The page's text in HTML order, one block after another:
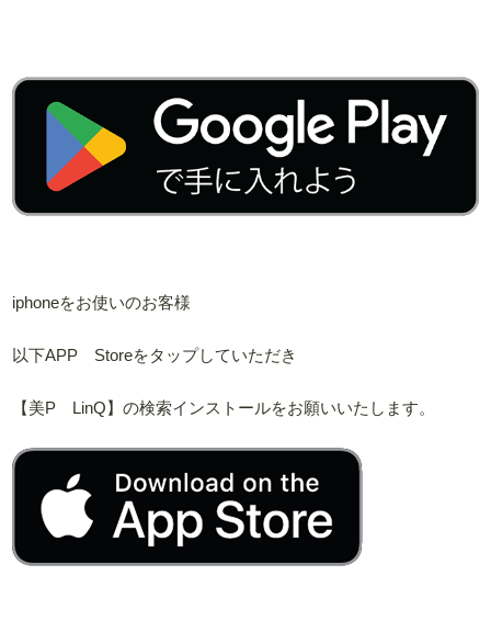
iphoneをお使いのお客様
以下APP Storeをタップしていただき
【美P LinQ】の検索インストールをお願いいたします。